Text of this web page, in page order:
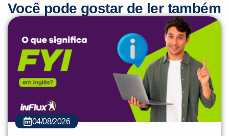
Você pode gostar de ler também
04/08/2026